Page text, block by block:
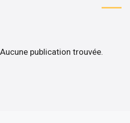
Aucune publication trouvée.